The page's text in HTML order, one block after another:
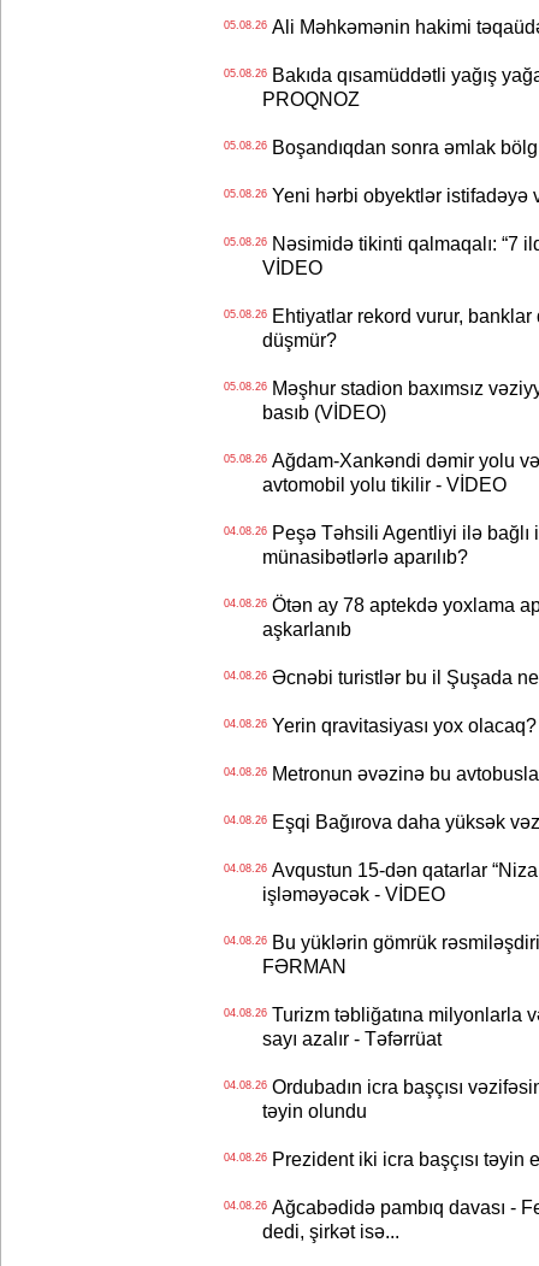
05.08.26Ali Məhkəmənin hakimi
05.08.26Bakıda qısamüddətli yağış
PROQNOZ
05.08.26Boşandıqdan sonra əmlak
05.08.26Yeni hərbi obyektlər istifadəyə
05.08.26Nəsimidə tikinti qalmaqalı: “7
VİDEO
05.08.26Ehtiyatlar rekord vurur, banklar
düşmür?
05.08.26Məşhur stadion baxımsız
basıb (VİDEO)
05.08.26Ağdam-Xankəndi dəmir yolu
avtomobil yolu tikilir - VİDEO
04.08.26Peşə Təhsili Agentliyi ilə bağlı
münasibətlərlə aparılıb?
04.08.26Ötən ay 78 aptekdə yoxlama
aşkarlanıb
04.08.26Əcnəbi turistlər bu il Şuşada
04.08.26Yerin qravitasiyası yox
04.08.26Metronun əvəzinə bu
04.08.26Eşqi Bağırova daha yüksək
04.08.26Avqustun 15-dən qatarlar
işləməyəcək - VİDEO
04.08.26Bu yüklərin gömrük
FƏRMAN
04.08.26Turizm təbliğatına milyonlarla
sayı azalır - Təfərrüat
04.08.26Ordubadın icra başçısı
təyin olundu
04.08.26Prezident iki icra başçısı təyin
04.08.26Ağcabədidə pambıq davası -
dedi, şirkət isə...